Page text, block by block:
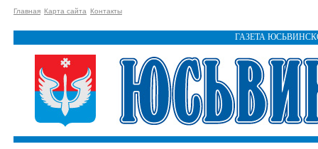
Главная Карта сайта Контакты
ГАЗЕТА